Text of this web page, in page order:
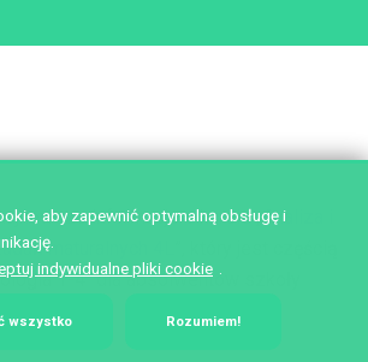
informacje o kursie „Analiza i
maturalnych 4L
1-4" dla absolwentów szkoły
aby zapewnić optymalną obsługę i
indywidualne pliki cookie
wszystko Rozumiem!